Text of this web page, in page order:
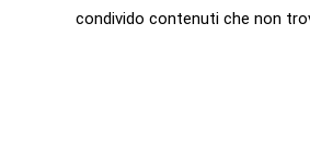
condivido contenuti che non